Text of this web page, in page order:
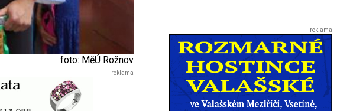
foto: MěÚ Rožnov